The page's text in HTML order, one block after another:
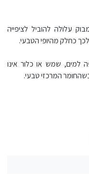
עלולה להוביל לציפייה
כחלק מהיופי הטבעי.
למים, שמש או כלור אינו
המרכזי טבעי.